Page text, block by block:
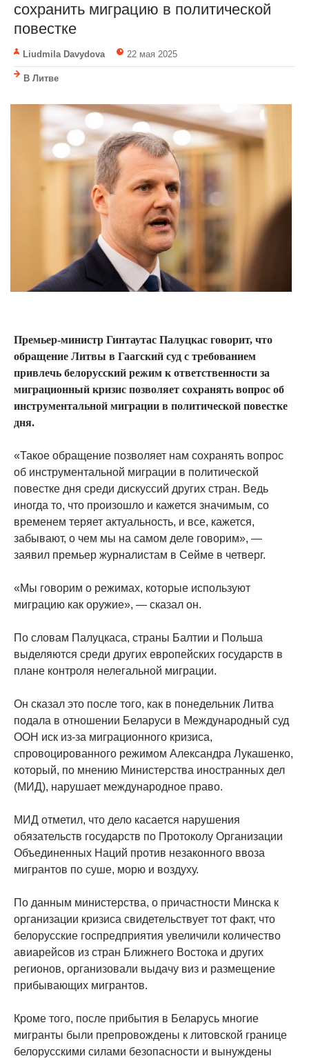
сохранить миграцию в политической
повестке
Liudmila Davydova 22 мая 2025
В Литве
Премьер-министр Гинтаутас Палуцкас говорит, что
обращение Литвы в Гаагский суд с требованием
привлечь белорусский режим к ответственности за
миграционный кризис позволяет сохранять вопрос об
инструментальной миграции в политической повестке
дня.
«Такое обращение позволяет нам сохранять вопрос
об инструментальной миграции в политической
повестке дня среди дискуссий других стран. Ведь
иногда то, что произошло и кажется значимым, со
временем теряет актуальность, и все, кажется,
забывают, о чем мы на самом деле говорим», —
заявил премьер журналистам в Сейме в четверг.
«Мы говорим о режимах, которые используют
миграцию как оружие», — сказал он.
По словам Палуцкаса, страны Балтии и Польша
выделяются среди других европейских государств в
плане контроля нелегальной миграции.
Он сказал это после того, как в понедельник Литва
подала в отношении Беларуси в Международный суд
ООН иск из-за миграционного кризиса,
спровоцированного режимом Александра Лукашенко,
который, по мнению Министерства иностранных дел
(МИД), нарушает международное право.
МИД отметил, что дело касается нарушения
обязательств государств по Протоколу Организации
Объединенных Наций против незаконного ввоза
мигрантов по суше, морю и воздуху.
По данным министерства, о причастности Минска к
организации кризиса свидетельствует тот факт, что
белорусские госпредприятия увеличили количество
авиарейсов из стран Ближнего Востока и других
регионов, организовали выдачу виз и размещение
прибывающих мигрантов.
Кроме того, после прибытия в Беларусь многие
мигранты были препровождены к литовской границе
белорусскими силами безопасности и вынуждены